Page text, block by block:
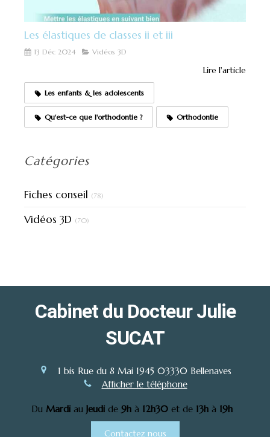
Les élastiques de classes ii et iii
13 Déc 2024 Vidéos 3D
Lire l'article
Les enfants & les adolescents
Qu'est-ce que l'orthodontie ? Orthodontie
Catégories
Fiches conseil (78)
Vidéos 3D (70)
Cabinet du Docteur Julie
SUCAT
1 bis Rue du 8 Mai 1945 03330 Bellenaves
Afficher le téléphone
Du Mardi au Jeudi de 9h à 12h30 et de 13h à 19h
Contactez nous